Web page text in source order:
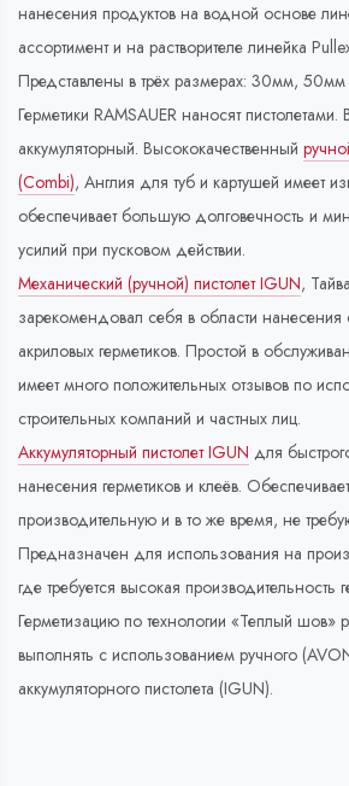
нанесения продуктов на водной основе
ассортимент и на растворителе линейка
Представлены в трёх размерах: 30мм,
Герметики RAMSAUER наносят
аккумуляторный. Высококачественный
(Combi), Англия для туб и картушей имеет
обеспечивает большую долговечность и
усилий при пусковом действии.
Механический (ручной) пистолет IGUN,
зарекомендовал себя в области нанесения
акриловых герметиков. Простой в
имеет много положительных отзывов по
строительных компаний и частных лиц.
Аккумуляторный пистолет IGUN для
нанесения герметиков и клеёв.
производительную и в то же время, не
Предназначен для использования на
где требуется высокая производительность
Герметизацию по технологии «Теплый шов»
выполнять с использованием ручного
аккумуляторного пистолета (IGUN).